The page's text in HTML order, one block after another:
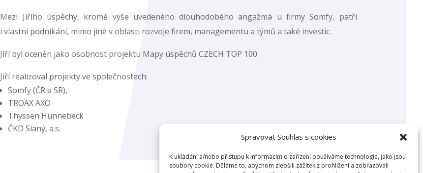
Spravovat Souhlas s cookies
K ukládání a/nebo přístupu k informacím o zařízení používáme technologie, jako jsou
soubory cookie. Děláme to, abychom zlepšili zážitek z prohlížení a zobrazovali
Mezi Jiřího úspěchy, kromě výše uvedeného dlouhodobého angažmá u firmy Somfy, patří
i vlastní podnikání, mimo jiné v oblasti rozvoje firem, managementu a týmů a také investic.
Jiří byl oceněn jako osobnost projektu Mapy úspěchů CZECH TOP 100.
Jiří realizoval projekty ve společnostech:
Somfy (ČR a SR),
TROAX AXO
Thyssen Hünnebeck
ČKD Slaný, a.s.